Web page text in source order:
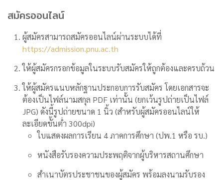
สมัครออนไลน์
ผู้สมัครสามารถสมัครออนไลน์ผ่านระบบได้ที่
https://admission.pnu.ac.th
ให้ผู้สมัครกรอกข้อมูลในระบบรับสมัครให้ถูกต้องและครบถ้วน
ให้ผู้สมัครแนบหลักฐานประกอบการรับสมัคร โดยเอกสารจะ
ต้องเป็นไฟล์นามสกุล PDF เท่านั้น (ยกเว้นรูปถ่ายเป็นไฟล์
JPG) ดังนี้รูปถ่ายขนาด 1 นิ้ว (สำหรับผู้สมัครออนไลน์ให้
ละเอียดขั้นต่ำ 300dpi)
ใบแสดงผลการเรียน 4 ภาคการศึกษา (ปพ.1 หรือ รบ.)
หนังสือรับรองความประพฤติจากผู้บริหารสถานศึกษา
สำเนาบัตรประชาชนของผู้สมัคร พร้อมลงนามรับรอง